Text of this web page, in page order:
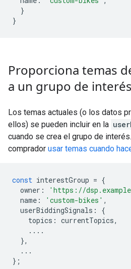
}
}
Proporciona temas
a un grupo de interés
Los temas actuales (o los datos
ellos) se pueden incluir en la
cuando se crea el grupo de
comprador usar temas cuando
const interestGroup = {
owner : 'https://
name : 'custom-bikes' ,
userBiddingSignals :
{
topics : currentTopics,
....
},
...
};